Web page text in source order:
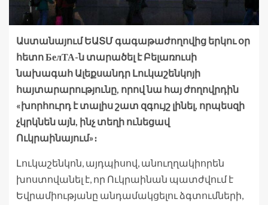
Աստանայում ԵԱՏՄ գագաթաժողովից երկու օր
հետո БелТА-ն տարածել է Բելառուսի
նախագահ Ալեքսանդր Լուկաշենկոյի
հայտարարությունը, որով նա հայ ժողովրդին
«խորհուրդ է տալիս շատ զգույշ լինել, որպեսզի
չկրկնեն այն, ինչ տեղի ունեցավ
Ուկրաինայում»։
Լուկաշենկոն, այդպիսով, անուղղակիորեն
խոստովանել է, որ Ուկրաինան պատժվում է
Եվրամիությանը անդամակցելու ձգտումների,